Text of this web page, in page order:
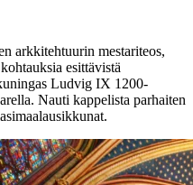
arkkitehtuurin mestariteos,
esittävistä
Ludvig IX 1200-
Nauti kappelista parhaiten